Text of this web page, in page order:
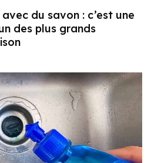
du savon : c’est une
des plus grands